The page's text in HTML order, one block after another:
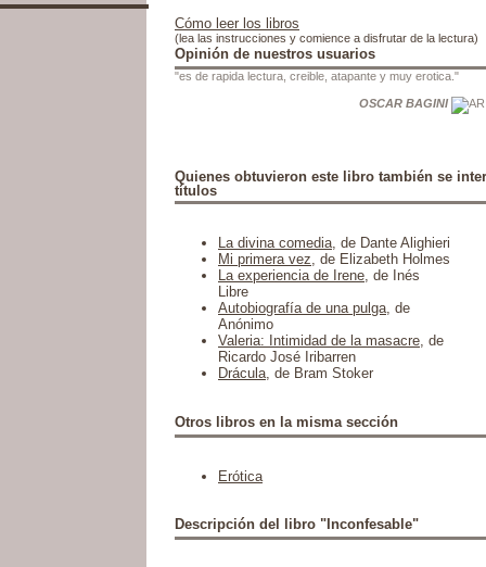
Cómo leer los libros
(lea las instrucciones y comience a disfrutar de la lectura)
Opinión de nuestros usuarios
"es de rapida lectura, creible, atapante y muy erotica."
OSCAR BAGINI
Quienes obtuvieron este libro también se
títulos
La divina comedia, de Dante Alighieri
Mi primera vez, de Elizabeth Holmes
La experiencia de Irene, de Inés
Libre
Autobiografía de una pulga, de
Anónimo
Valeria: Intimidad de la masacre, de
Ricardo José Iribarren
Drácula, de Bram Stoker
Otros libros en la misma sección
Erótica
Descripción del libro "Inconfesable"